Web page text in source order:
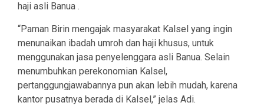
haji asli Banua .
“Paman Birin mengajak masyarakat Kalsel yang ingin
menunaikan ibadah umroh dan haji khusus, untuk
menggunakan jasa penyelenggara asli Banua. Selain
menumbuhkan perekonomian Kalsel,
pertanggungjawabannya pun akan lebih mudah, karena
kantor pusatnya berada di Kalsel,” jelas Adi.